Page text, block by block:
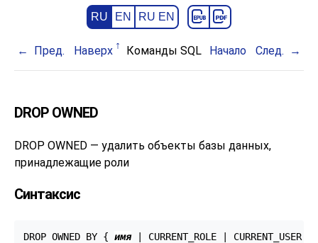
RU EN RU EN
Пред. Наверх Команды SQL Начало След.
DROP OWNED
DROP OWNED — удалить объекты базы данных,
принадлежащие роли
Синтаксис
DROP OWNED BY { имя | CURRENT_ROLE |